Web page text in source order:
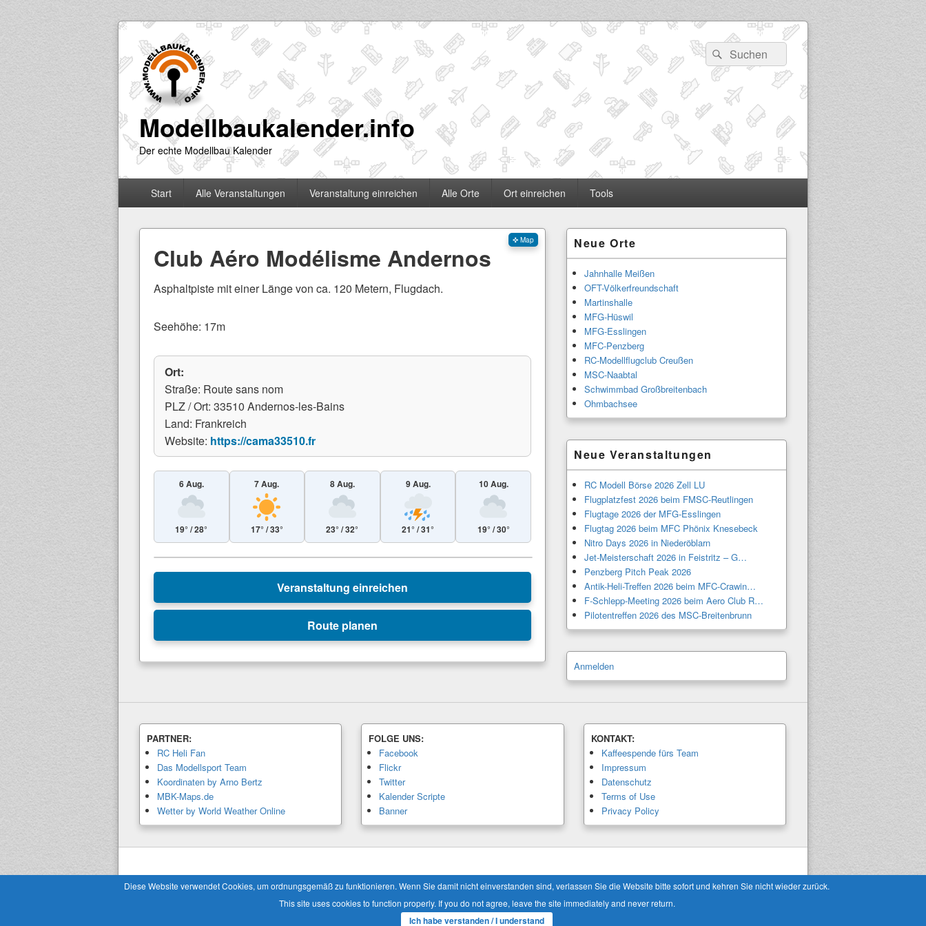
Modellbaukalender.info
Der echte Modellbau Kalender
Suchen
nach:
Suchen
Start Alle Veranstaltungen Veranstaltung einreichen Alle Orte Ort einreichen Tools
✜ Map
Club Aéro Modélisme Andernos
Asphaltpiste mit einer Länge von ca. 120 Metern, Flugdach.
Seehöhe: 17m
Ort:
Straße: Route sans nom
PLZ / Ort: 33510 Andernos-les-Bains
Land: Frankreich
Website: https://cama33510.fr
6 Aug.
19° / 28°
7 Aug.
17° / 33°
8 Aug.
23° / 32°
9 Aug.
21° / 31°
10 Aug.
19° / 30°
+
Veranstaltung einreichen
Route planen
Primärer
Seitenleisten-
Widgetbereich
Neue Orte
Jahnhalle Meißen
OFT-Völkerfreundschaft
Martinshalle
MFG-Hüswil
MFG-Esslingen
MFC-Penzberg
RC-Modellflugclub Creußen
MSC-Naabtal
Schwimmbad Großbreitenbach
Ohmbachsee
Neue Veranstaltungen
RC Modell Börse 2026 Zell LU
Flugplatzfest 2026 beim FMSC-Reutlingen
Flugtage 2026 der MFG-Esslingen
Flugtag 2026 beim MFC Phönix Knesebeck
Nitro Days 2026 in Niederöblarn
Jet-Meisterschaft 2026 in Feistritz – G…
Penzberg Pitch Peak 2026
Antik-Heli-Treffen 2026 beim MFC-Crawin…
F-Schlepp-Meeting 2026 beim Aero Club R…
Pilotentreffen 2026 des MSC-Breitenbrunn
Anmelden
PARTNER:
RC Heli Fan
Das Modellsport Team
Koordinaten by Arno Bertz
MBK-Maps.de
Wetter by World Weather Online
FOLGE UNS:
Facebook
Flickr
Twitter
Kalender Scripte
Banner
KONTAKT:
Kaffeespende fürs Team
Impressum
Datenschutz
Terms of Use
Privacy Policy
Copyright © 2026 Modellbaukalender.info . Alle Rechte vorbehalten. Theme: Catch Box by Catch Themes
Diese Website verwendet Cookies, um ordnungsgemäß zu funktionieren. Wenn Sie damit nicht einverstanden sind, verlassen Sie die Website bitte sofort und kehren Sie nicht wieder zurück.
This site uses cookies to function properly. If you do not agree, leave the site immediately and never return.
Ich habe verstanden / I understand